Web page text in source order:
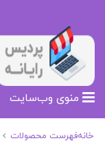
خانهفهرست محصولات